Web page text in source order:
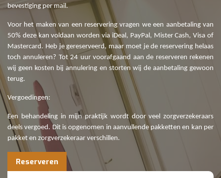
bevestiging per mail.
Voor het maken van een reservering vragen we een aanbetaling van
50% deze kan voldaan worden via iDeal, PayPal, Mister Cash, Visa of
Mastercard. Heb je gereserveerd, maar moet je de reservering helaas
toch annuleren? Tot 24 uur voorafgaand aan de reserveren rekenen
wij geen kosten bij annulering en storten wij de aanbetaling gewoon
terug.
Vergoedingen:
Een behandeling in mijn praktijk wordt door veel zorgverzekeraars
deels vergoed. Dit is opgenomen in aanvullende pakketten en kan per
pakket en zorgverzekeraar verschillen.
Reserveren